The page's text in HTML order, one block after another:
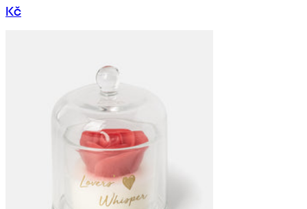
Kč